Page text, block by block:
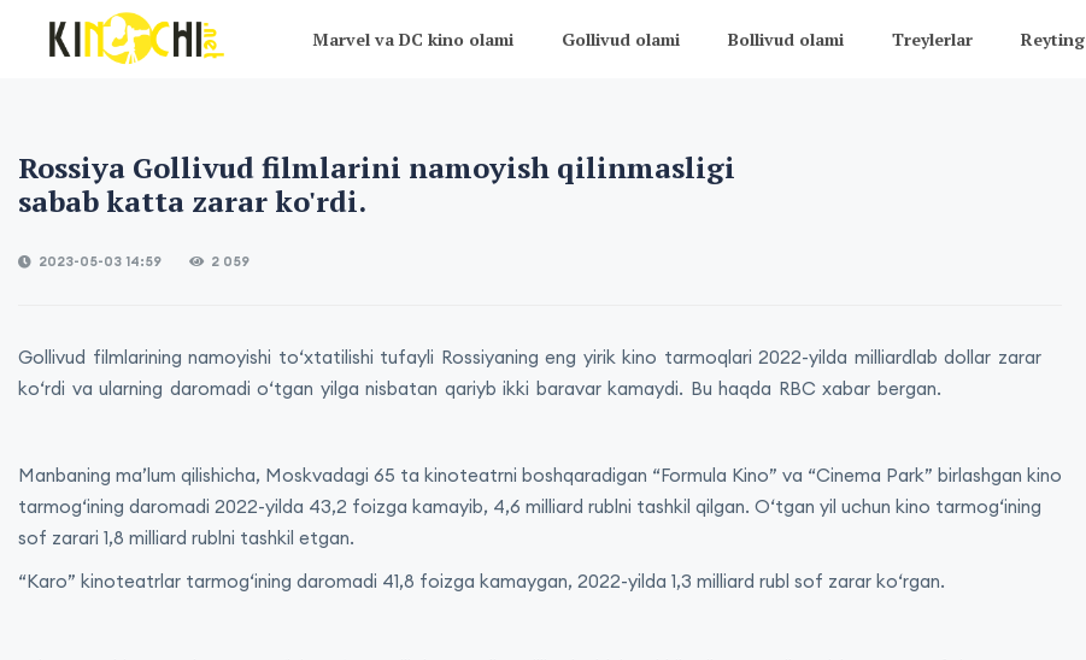
Marvel va DC kino olami Gollivud olami Bollivud olami Treylerlar Reyting
Rossiya Gollivud filmlarini namoyish qilinmasligi
sabab katta zarar ko'rdi.
2023-05-03 14:59 2 059
Gollivud filmlarining namoyishi toʻxtatilishi tufayli Rossiyaning eng yirik kino tarmoqlari 2022-yilda milliardlab dollar zarar
koʻrdi va ularning daromadi oʻtgan yilga nisbatan qariyb ikki baravar kamaydi. Bu haqda RBC xabar bergan.
Manbaning maʼlum qilishicha, Moskvadagi 65 ta kinoteatrni boshqaradigan “Formula Kino” va “Cinema Park” birlashgan kino
tarmogʻining daromadi 2022-yilda 43,2 foizga kamayib, 4,6 milliard rublni tashkil qilgan. Oʻtgan yil uchun kino tarmogʻining
sof zarari 1,8 milliard rublni tashkil etgan.
“Karo” kinoteatrlar tarmogʻining daromadi 41,8 foizga kamaygan, 2022-yilda 1,3 milliard rubl sof zarar koʻrgan.